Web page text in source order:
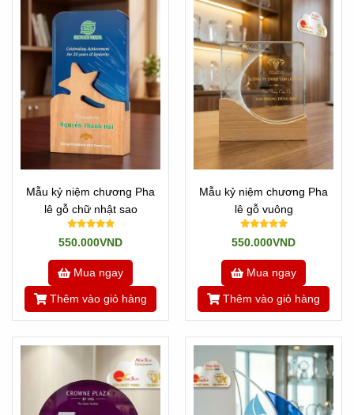
Mẫu kỷ niệm chương Pha
lê gỗ chữ nhật sao
550.000VND
Mua ngay
Thêm vào giỏ hàng
Mẫu kỷ niệm chương Pha
lê gỗ vuông
550.000VND
Mua ngay
Thêm vào giỏ hàng